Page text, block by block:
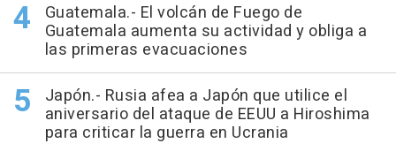
Guatemala.- El volcán de Fuego de
Guatemala aumenta su actividad y obliga a
las primeras evacuaciones
Japón.- Rusia afea a Japón que utilice el
aniversario del ataque de EEUU a Hiroshima
para criticar la guerra en Ucrania